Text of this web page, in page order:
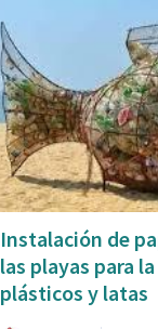
Instalación de
las playas para
plásticos y latas